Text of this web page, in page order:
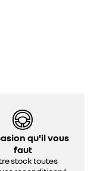
qu'il vous
faut
stock toutes